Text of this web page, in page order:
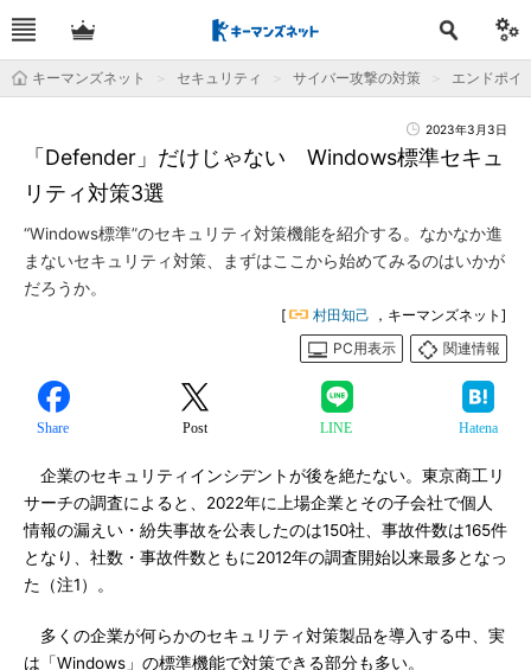
キーマンズネット セキュリティ サイバー攻撃の対策 エンドポイ
2023年3月3日
「Defender」だけじゃない Windows標準セキュ
リティ対策3選
“Windows標準”のセキュリティ対策機能を紹介する。なかなか進
まないセキュリティ対策、まずはここから始めてみるのはいかが
だろうか。
[ 村田知己 ，キーマンズネット]
PC用表示
関連情報
Share Post LINE Hatena
企業のセキュリティインシデントが後を絶たない。東京商工リ
サーチの調査によると、2022年に上場企業とその子会社で個人
情報の漏えい・紛失事故を公表したのは150社、事故件数は165件
となり、社数・事故件数ともに2012年の調査開始以来最多となっ
た（注1）。
多くの企業が何らかのセキュリティ対策製品を導入する中、実
は「Windows」の標準機能で対策できる部分も多い。